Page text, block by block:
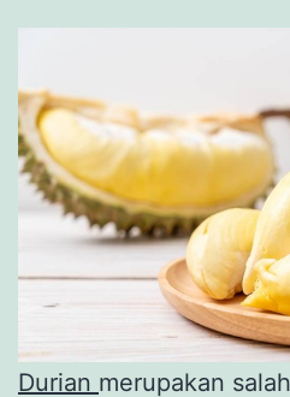
Durian merupakan